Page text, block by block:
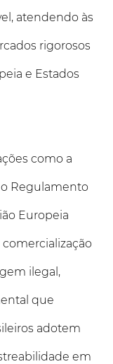
atendendo às
rigorosos
e Estados
como a
o Regulamento
Europeia
comercialização
ilegal,
que
adotem
em